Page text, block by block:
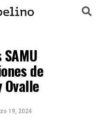
de
19, 2024